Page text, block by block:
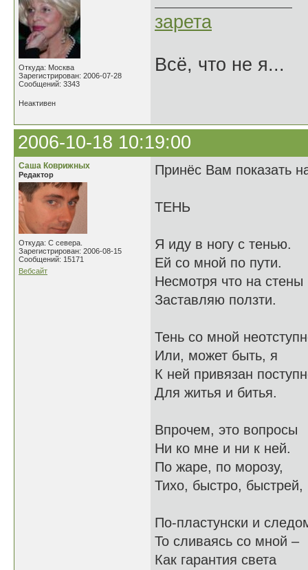
Откуда: Москва
Зарегистрирован: 2006-07-28
Сообщений: 3343
зарета
Всё, что не я...
Неактивен
2006-10-18 10:19:00
Саша Коврижных
Редактор
Откуда: С севера.
Зарегистрирован: 2006-08-15
Сообщений: 15171
Вебсайт
Принёс Вам показать
ТЕНЬ
Я иду в ногу с тенью.
Ей со мной по пути.
Несмотря что на стены
Заставляю ползти.
Тень со мной
Или, может быть, я
К ней привязан
Для житья и битья.
Впрочем, это вопросы
Ни ко мне и ни к ней.
По жаре, по морозу,
Тихо, быстро, быстрей,
По-пластунски и
То сливаясь со мной –
Как гарантия света